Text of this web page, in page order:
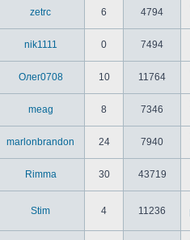
zetrc 6 4794
nik1111 0 7494
Олег0708 10 11764
meag 8 7346
marlonbrandon 24 7940
Rimma 30 43719
Stim 4 11236